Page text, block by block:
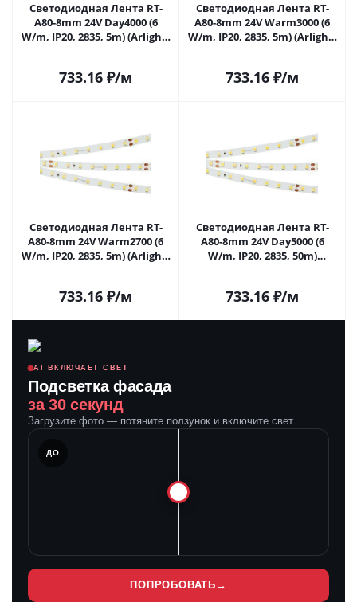
Светодиодная Лента RT-
A80-8mm 24V Day4000 (6
W/m, IP20, 2835, 5m) (Arlight,
733.16 ₽/м
Светодиодная Лента RT-
A80-8mm 24V Warm3000 (6
W/m, IP20, 2835, 5m) (Arlight,
733.16 ₽/м
Светодиодная Лента RT-
A80-8mm 24V Warm2700 (6
W/m, IP20, 2835, 5m) (Arlight,
733.16 ₽/м
Светодиодная Лента RT-
A80-8mm 24V Day5000 (6
W/m, IP20, 2835, 50m)
733.16 ₽/м
AI ВКЛЮЧАЕТ СВЕТ
Подсветка фасада
за 30 секунд
Загрузите фото — потяните ползунок и включите свет
ДО
ПОПРОБОВАТЬ →